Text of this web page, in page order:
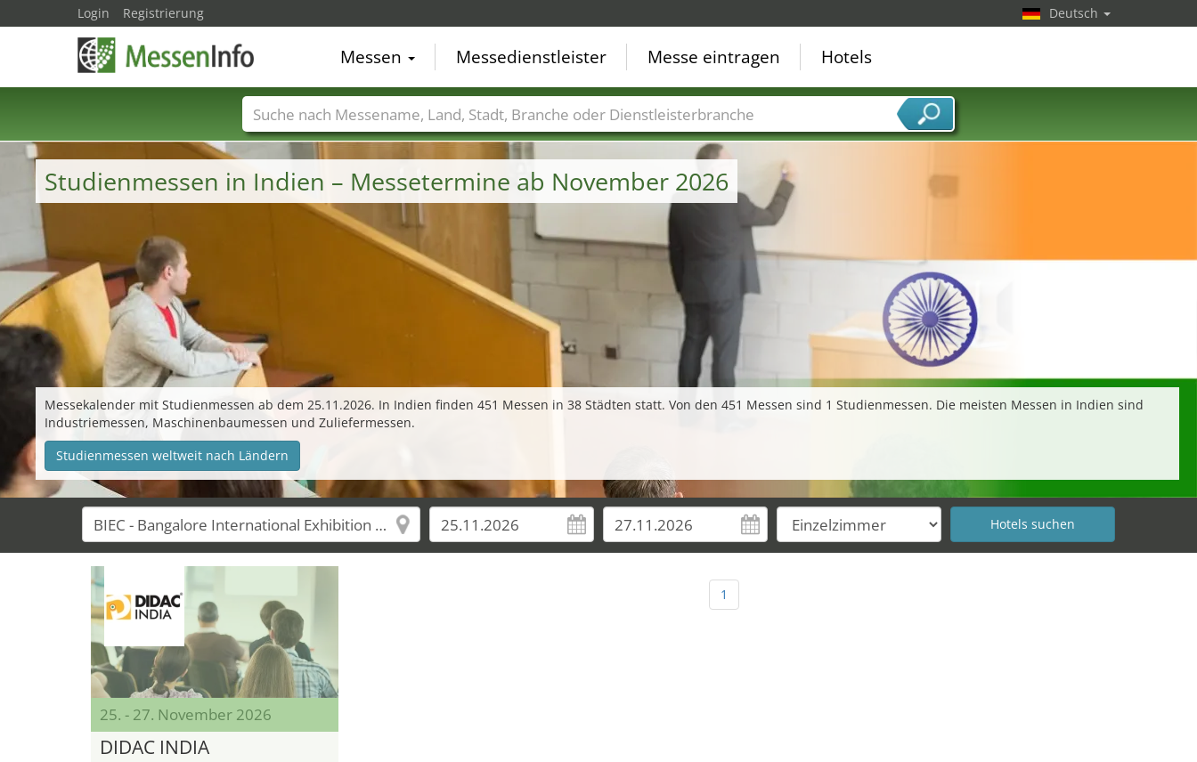
Studienmessen in Indien – Messetermine ab November 2026
Messekalender mit Studienmessen ab dem 25.11.2026. In Indien finden 451 Messen in 38 Städten statt. Von den 451 Messen sind 1 Studienmessen. Die meisten Messen in Indien sind
Industriemessen, Maschinenbaumessen und Zuliefermessen.
Studienmessen weltweit nach Ländern
25. - 27. November 2026
DIDAC INDIA
1
Login Registrierung Deutsch
Messen Messedienstleister Messe eintragen Hotels
Messenamen Länder Städte Branchen Dienstleisterbranchen